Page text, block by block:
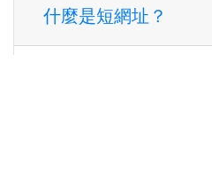
什麼是短網址？